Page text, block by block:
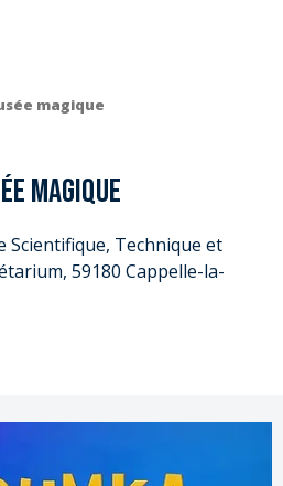
magique
magique
Scientifique, Technique et
59180 Cappelle-la-